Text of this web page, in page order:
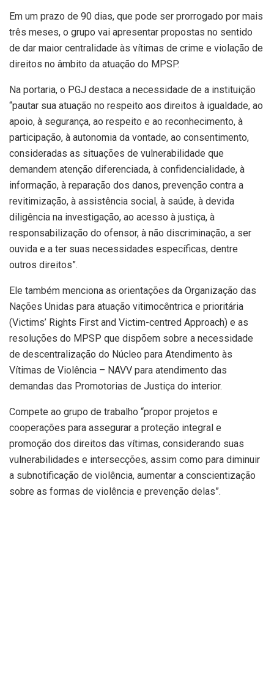
Em um prazo de 90 dias, que pode ser prorrogado por mais
três meses, o grupo vai apresentar propostas no sentido
de dar maior centralidade às vítimas de crime e violação de
direitos no âmbito da atuação do MPSP.
Na portaria, o PGJ destaca a necessidade de a instituição
“pautar sua atuação no respeito aos direitos à igualdade, ao
apoio, à segurança, ao respeito e ao reconhecimento, à
participação, à autonomia da vontade, ao consentimento,
consideradas as situações de vulnerabilidade que
demandem atenção diferenciada, à confidencialidade, à
informação, à reparação dos danos, prevenção contra a
revitimização, à assistência social, à saúde, à devida
diligência na investigação, ao acesso à justiça, à
responsabilização do ofensor, à não discriminação, a ser
ouvida e a ter suas necessidades específicas, dentre
outros direitos”.
Ele também menciona as orientações da Organização das
Nações Unidas para atuação vitimocêntrica e prioritária
(Victims’ Rights First and Victim-centred Approach) e as
resoluções do MPSP que dispõem sobre a necessidade
de descentralização do Núcleo para Atendimento às
Vítimas de Violência – NAVV para atendimento das
demandas das Promotorias de Justiça do interior.
Compete ao grupo de trabalho “propor projetos e
cooperações para assegurar a proteção integral e
promoção dos direitos das vítimas, considerando suas
vulnerabilidades e intersecções, assim como para diminuir
a subnotificação de violência, aumentar a conscientização
sobre as formas de violência e prevenção delas”.